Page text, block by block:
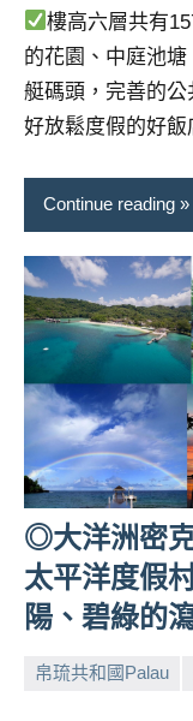
目
底、
外
景
吳
哥
窟
國
旅
遊
書
作
者、
各
發
表
及
樓高六層共有
的花園、中庭池
艇碼頭，完善的
好放鬆度假的好飯
Continue reading
◎大洋洲密
太平洋度假
陽、碧綠的
帛琉共和國Palau
小No